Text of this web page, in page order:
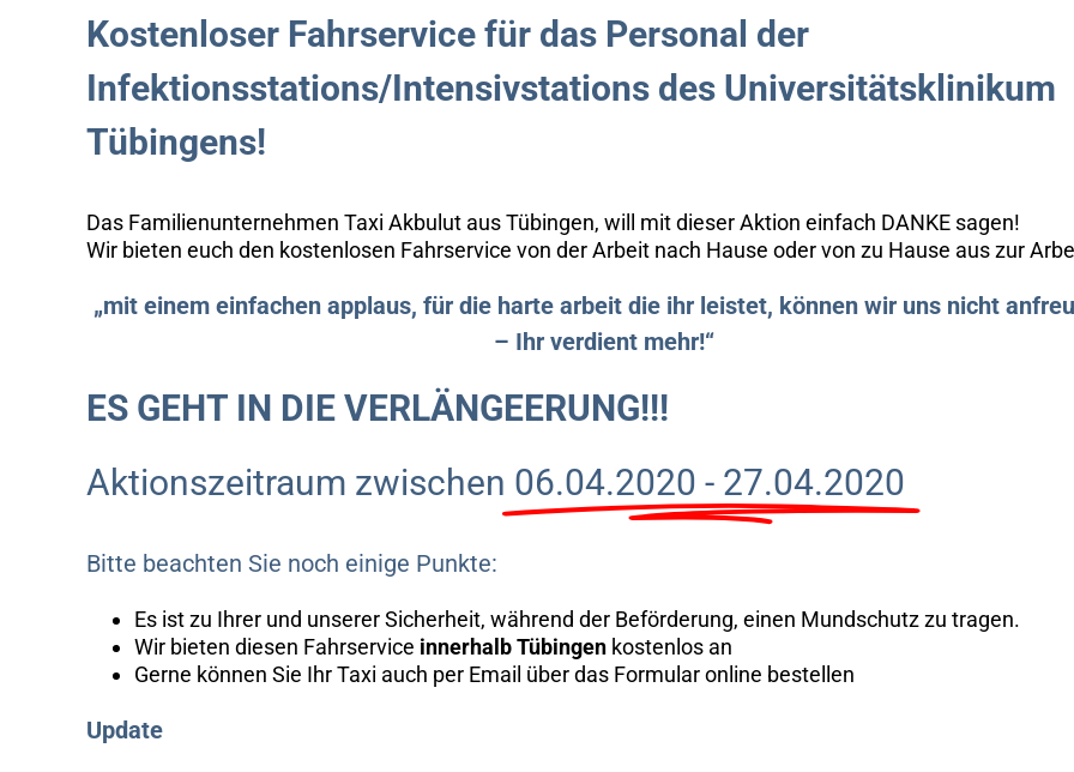
Kostenloser Fahrservice für das Personal der
Infektionsstations/Intensivstations des Universitätsklinikum
Tübingens!
Das Familienunternehmen Taxi Akbulut aus Tübingen, will mit dieser Aktion einfach DANKE sagen!
Wir bieten euch den kostenlosen Fahrservice von der Arbeit nach Hause oder von zu Hause aus zur
„mit einem einfachen applaus, für die harte arbeit die ihr leistet, können wir uns nicht
– Ihr verdient mehr!“
ES GEHT IN DIE VERLÄNGEERUNG!!!
Aktionszeitraum zwischen 06.04.2020 - 27.04.2020
Bitte beachten Sie noch einige Punkte:
Es ist zu Ihrer und unserer Sicherheit, während der Beförderung, einen Mundschutz zu tragen.
Wir bieten diesen Fahrservice innerhalb Tübingen kostenlos an
Gerne können Sie Ihr Taxi auch per Email über das Formular online bestellen
Update